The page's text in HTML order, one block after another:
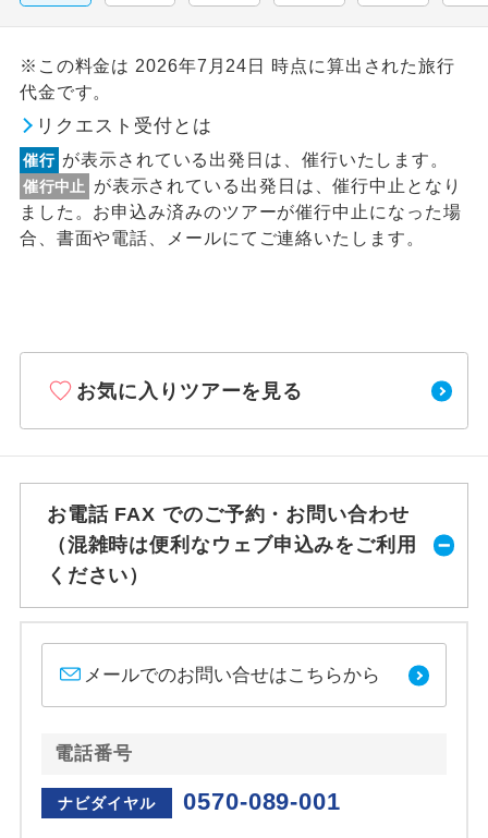
※この料金は 2026年7月24日 時点に算出された旅行
代金です。
リクエスト受付とは
催行 が表示されている出発日は、催行いたします。
催行中止
が表示されている出発日は、催行中止となり
ました。お申込み済みのツアーが催行中止になった場
合、書面や電話、メールにてご連絡いたします。
お気に入りツアーを見る
お電話 FAX でのご予約・お問い合わせ
（混雑時は便利なウェブ申込みをご利用
ください）
メールでのお問い合せはこちらから
電話番号
ナビダイヤル 0570-089-001